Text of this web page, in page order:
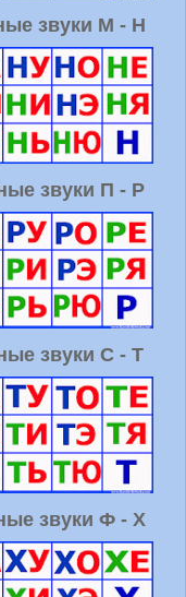
звуки М - Н
звуки П - Р
звуки С - Т
звуки Ф - Х